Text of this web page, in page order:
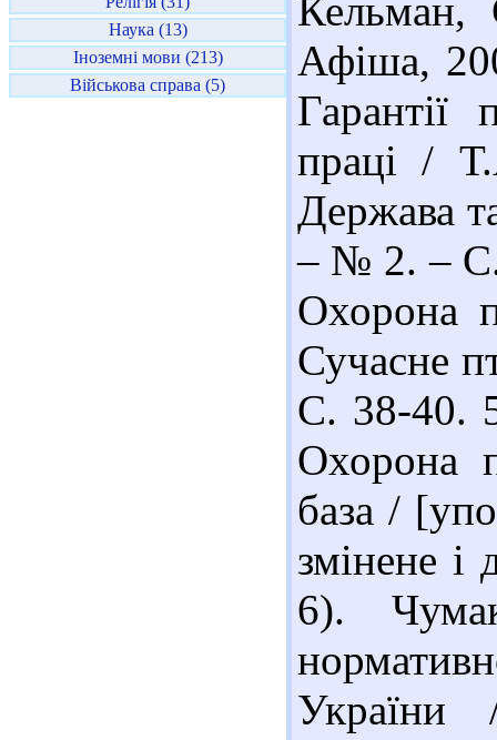
Наука (13)
Іноземні мови (213)
Військова справа (5)
Кельман,
Афіша,
Гарантії
праці /
Держава
– № 2. – С.
Охорона
Сучасне
С. 38-40.
Охорона
база /
змінене
6).